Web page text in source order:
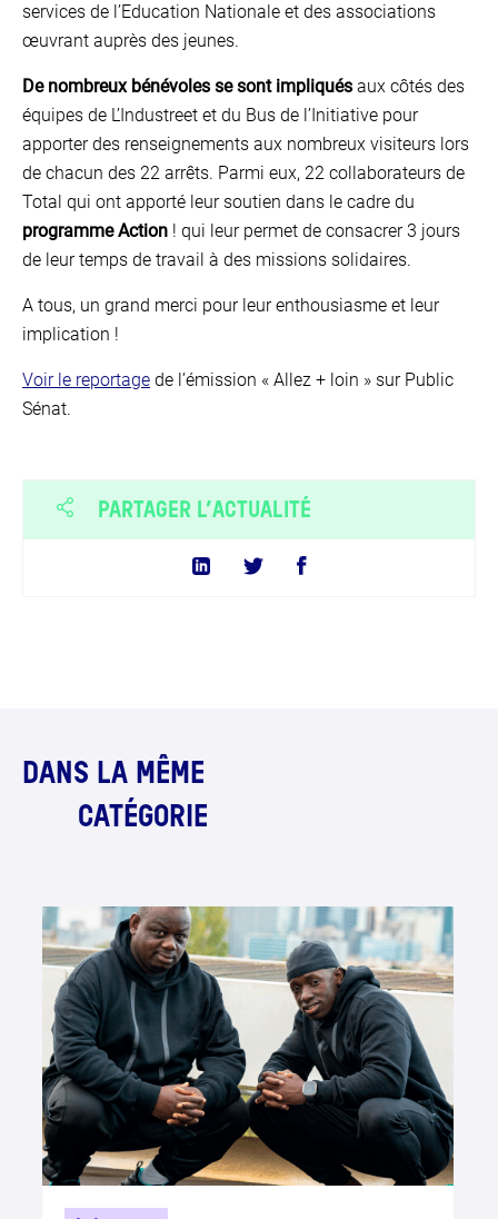
services de l’Education Nationale et des associations
œuvrant auprès des jeunes.
De nombreux bénévoles se sont impliqués aux côtés des
équipes de L’Industreet et du Bus de l’Initiative pour
apporter des renseignements aux nombreux visiteurs lors
de chacun des 22 arrêts. Parmi eux, 22 collaborateurs de
Total qui ont apporté leur soutien dans le cadre du
programme Action ! qui leur permet de consacrer 3 jours
de leur temps de travail à des missions solidaires.
A tous, un grand merci pour leur enthousiasme et leur
implication !
Voir le reportage de l’émission « Allez + loin » sur Public
Sénat.
PARTAGER L’ACTUALITÉ
DANS LA MÊME
CATÉGORIE